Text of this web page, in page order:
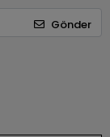
Gönder